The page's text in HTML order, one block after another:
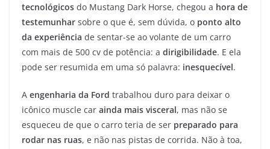
tecnológicos do Mustang Dark Horse, chegou a hora de
testemunhar sobre o que é, sem dúvida, o ponto alto
da experiência de sentar-se ao volante de um carro
com mais de 500 cv de potência: a dirigibilidade. E ela
pode ser resumida em uma só palavra: inesquecível.
A engenharia da Ford trabalhou duro para deixar o
icônico muscle car ainda mais visceral, mas não se
esqueceu de que o carro teria de ser preparado para
rodar nas ruas, e não nas pistas de corrida. Não à toa,